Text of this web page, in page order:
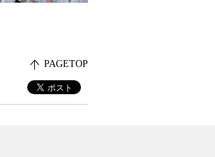
PAGETOP